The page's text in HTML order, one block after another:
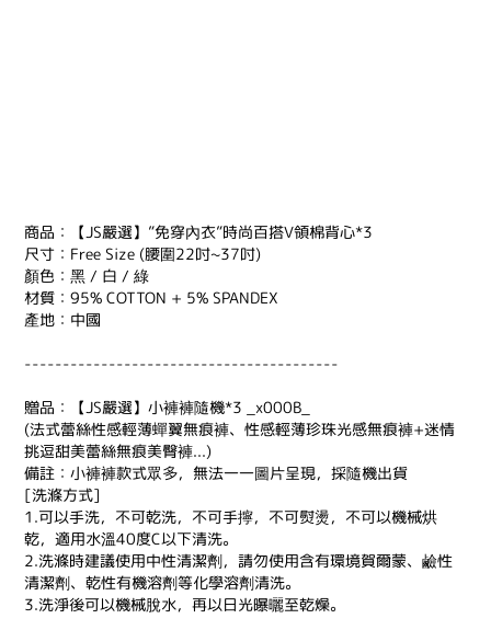
商品：【JS嚴選】”免穿內衣”時尚百搭V領棉背心*3
尺寸：Free Size (腰圍22吋~37吋)
顏色：黑 / 白 / 綠
材質：95% COTTON + 5% SPANDEX
產地：中國
-----------------------------------------
贈品：【JS嚴選】小褲褲隨機*3 _x000B_
(法式蕾絲性感輕薄蟬翼無痕褲、性感輕薄珍珠光感無痕褲+迷情
挑逗甜美蕾絲無痕美臀褲...)
備註：小褲褲款式眾多，無法一一圖片呈現，採隨機出貨
[洗滌方式]
1.可以手洗，不可乾洗，不可手擰，不可熨燙，不可以機械烘
乾，適用水溫40度C以下清洗。
2.洗滌時建議使用中性清潔劑，請勿使用含有環境賀爾蒙、鹼性
清潔劑、乾性有機溶劑等化學溶劑清洗。
3.洗淨後可以機械脫水，再以日光曝曬至乾燥。